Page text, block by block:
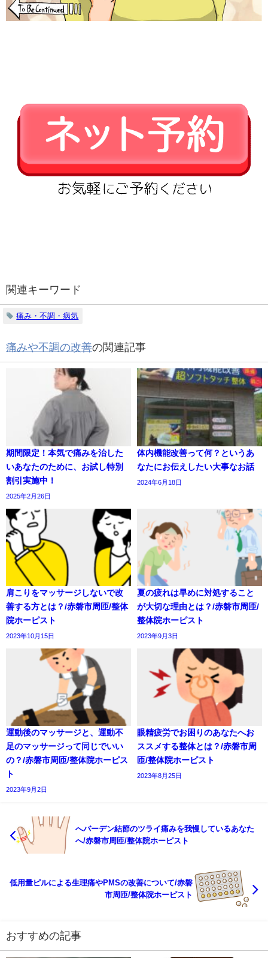
関連キーワード
痛み・不調・病気
痛みや不調の改善の関連記事
期間限定！本気で痛みを治した
いあなたのために、お試し特別
割引実施中！
2025年2月26日
体内機能改善って何？というあ
なたにお伝えしたい大事なお話
2024年6月18日
肩こりをマッサージしないで改
善する方とは？/赤磐市周匝/整体
院ホーピスト
2023年10月15日
夏の疲れは早めに対処すること
が大切な理由とは？/赤磐市周匝/
整体院ホーピスト
2023年9月3日
運動後のマッサージと、運動不
足のマッサージって同じでいい
の？/赤磐市周匝/整体院ホーピス
ト
2023年9月2日
眼精疲労でお困りのあなたへお
ススメする整体とは？/赤磐市周
匝/整体院ホーピスト
2023年8月25日
へバーデン結節のツライ痛みを我慢しているあなた
へ/赤磐市周匝/整体院ホーピスト
低用量ピルによる生理痛やPMSの改善について/赤磐
市周匝/整体院ホーピスト
おすすめの記事